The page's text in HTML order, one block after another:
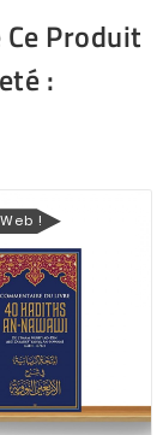
Produit
:
!